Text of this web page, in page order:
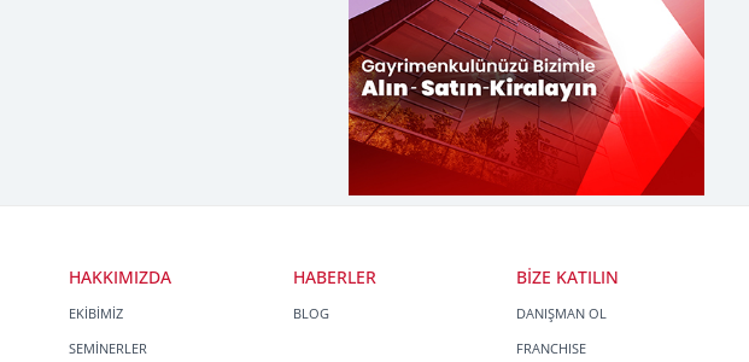
HAKKIMIZDA
EKİBİMİZ
SEMİNERLER
HABERLER
BLOG
BİZE KATILIN
DANIŞMAN OL
FRANCHISE